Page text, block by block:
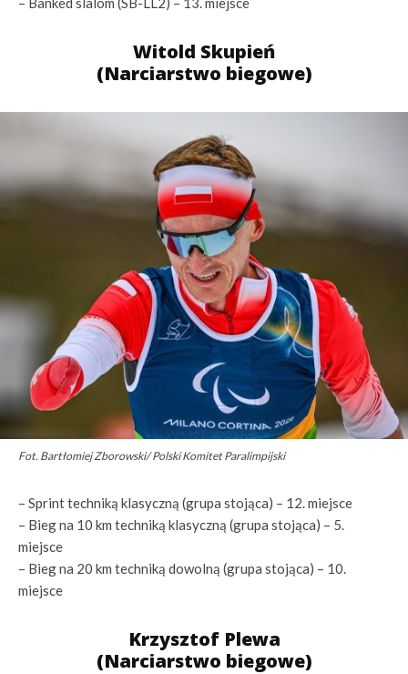
Witold Skupień
(Narciarstwo biegowe)
Fot. Bartłomiej Zborowski/ Polski Komitet Paralimpijski
– Sprint techniką klasyczną (grupa stojąca) – 12. miejsce
– Bieg na 10 km techniką klasyczną (grupa stojąca) – 5.
miejsce
– Bieg na 20 km techniką dowolną (grupa stojąca) – 10.
miejsce
Krzysztof Plewa
(Narciarstwo biegowe)